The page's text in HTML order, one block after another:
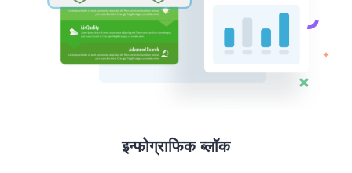
इन्फोग्राफिक ब्लॉक